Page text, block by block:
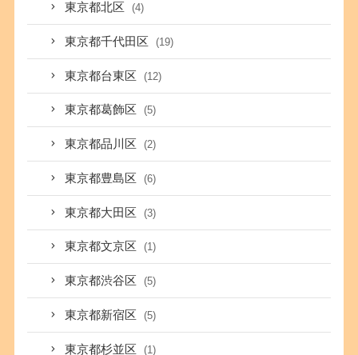
東京都北区 (4)
東京都千代田区 (19)
東京都台東区 (12)
東京都葛飾区 (5)
東京都品川区 (2)
東京都豊島区 (6)
東京都大田区 (3)
東京都文京区 (1)
東京都渋谷区 (5)
東京都新宿区 (5)
東京都杉並区 (1)